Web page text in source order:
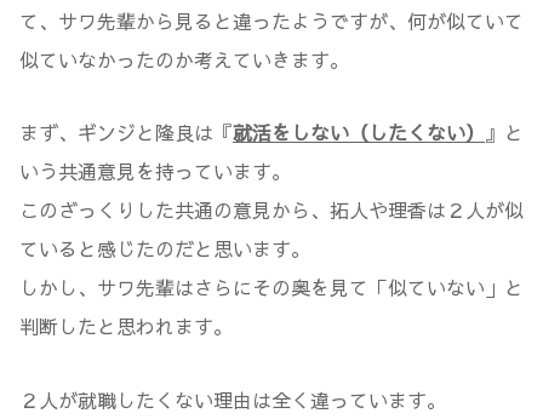
て、サワ先輩から見ると違ったようですが、何が似ていて
似ていなかったのか考えていきます。
まず、ギンジと隆良は『就活をしない（したくない）
』と
いう共通意見を持っています。
このざっくりした共通の意見から、拓人や理香は２人が似
ていると感じたのだと思います。
しかし、サワ先輩はさらにその奥を見て「似ていない」と
判断したと思われます。
２人が就職したくない理由は全く違っています。